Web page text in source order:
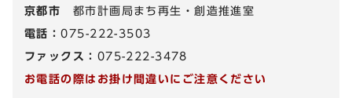
京都市 都市計画局まち再生・創造推進室
電話：075-222-3503
ファックス： 075-222-3478
お電話の際はお掛け間違いにご注意ください